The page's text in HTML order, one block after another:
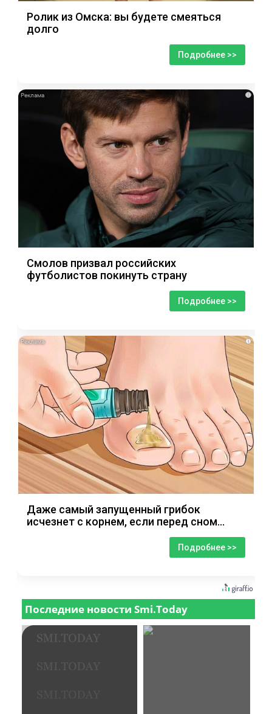
Ролик из Омска: вы будете смеяться
долго
Подробнее >>
i
Смолов призвал российских
футболистов покинуть страну
Подробнее >>
i
Даже самый запущенный грибок
исчезнет с корнем, если перед сном…
Подробнее >>